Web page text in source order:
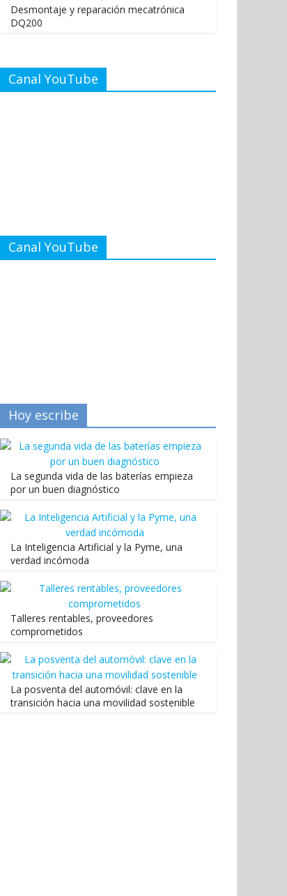
Desmontaje y reparación mecatrónica
DQ200
Canal YouTube
Canal YouTube
Hoy escribe
La segunda vida de las baterías empieza
por un buen diagnóstico
La Inteligencia Artificial y la Pyme, una
verdad incómoda
Talleres rentables, proveedores
comprometidos
La posventa del automóvil: clave en la
transición hacia una movilidad sostenible